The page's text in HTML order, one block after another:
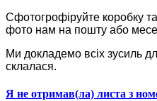
Сфотогрофіруйте коробку
фото нам на пошту або
Ми докладемо всіх зусиль
склалася.
Я не отримав(ла) листа з